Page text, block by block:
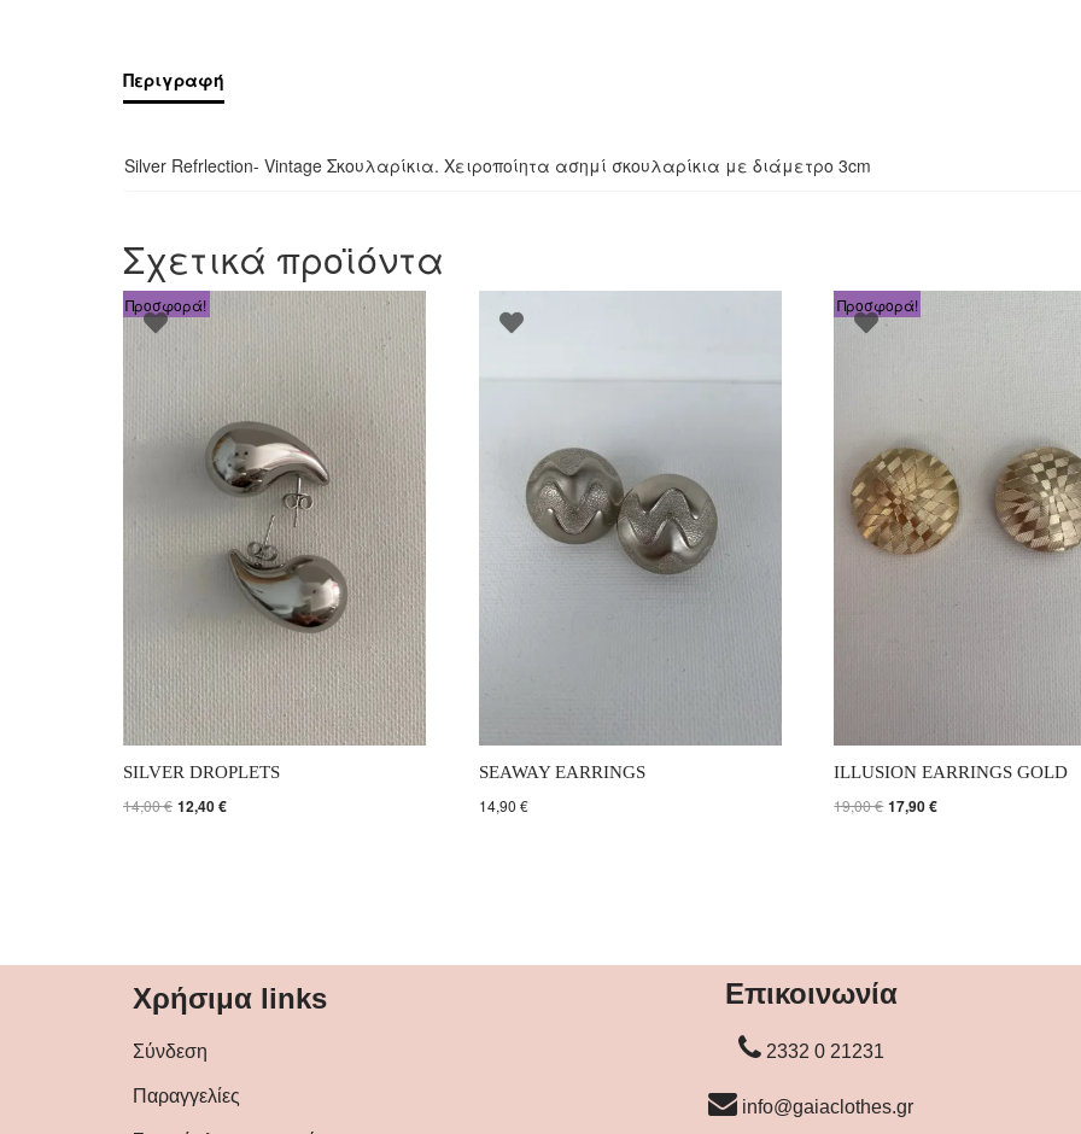
Περιγραφή
Silver Refrlection- Vintage Σκουλαρίκια. Χειροποίητα ασημί σκουλαρίκια με διάμετρο 3cm
Σχετικά προϊόντα
Προσφορά!
SILVER DROPLETS
14,00€ 12,40€
SEAWAY EARRINGS
14,90 €
Προσφορά!
ILLUSION EARRINGS GOLD
19,00€ 17,90€
Χρήσιμα links
Σύνδεση
Παραγγελίες
Επικοινωνία
2332 0 21231
info@gaiaclothes.gr